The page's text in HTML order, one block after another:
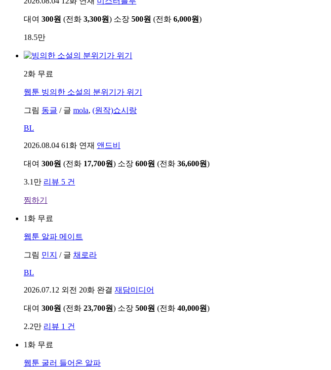
대여 300원 (전화 3,300원) 소장 500원 (전화 6,000원)
18.5만
2화 무료
웹툰 빙의한 소설의 분위기가 위기
그림 동글 / 글 mola, (원작)쇼시랑
BL
2026.08.04 61화 연재 앤드비
대여 300원 (전화 17,700원) 소장 600원 (전화 36,600원)
3.1만 리뷰 5 건
찜하기
1화 무료
웹툰 알파 메이트
그림 민지 / 글 채로라
BL
2026.07.12 외전 20화 완결 재담미디어
대여 300원 (전화 23,700원) 소장 500원 (전화 40,000원)
2.2만 리뷰 1 건
1화 무료
웹툰 굴러 들어온 알파